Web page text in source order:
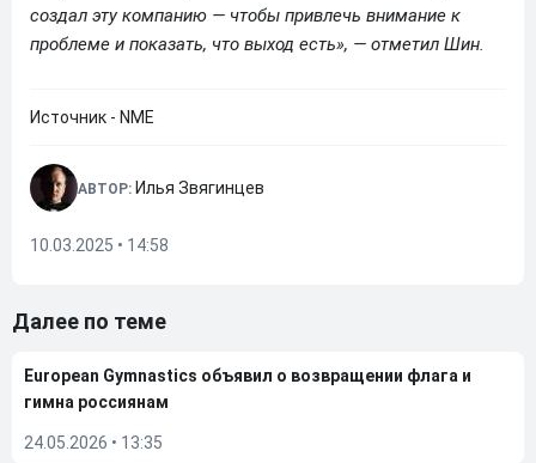
создал эту компанию — чтобы привлечь внимание к
проблеме и показать, что выход есть», — отметил Шин.
Источник - NME
АВТОР: Илья Звягинцев
10.03.2025 • 14:58
Далее по теме
European Gymnastics объявил о возвращении флага и
гимна россиянам
24.05.2026 • 13:35